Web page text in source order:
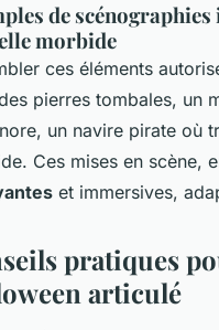
de
morbide
ces éléments
pierres tombales, un
un navire pirate où
Ces mises en scène,
et immersives,
pratiques
articulé